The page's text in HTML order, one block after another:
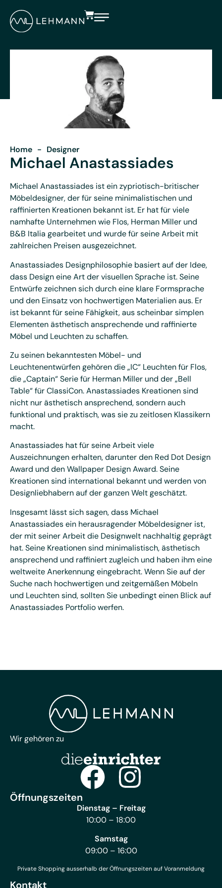
Home - Designer
Michael Anastassiades
Michael Anastassiades ist ein zypriotisch-britischer
Möbeldesigner, der für seine minimalistischen und
raffinierten Kreationen bekannt ist. Er hat für viele
namhafte Unternehmen wie Flos, Herman Miller und
B&B Italia gearbeitet und wurde für seine Arbeit mit
zahlreichen Preisen ausgezeichnet.
Anastassiades Designphilosophie basiert auf der Idee,
dass Design eine Art der visuellen Sprache ist. Seine
Entwürfe zeichnen sich durch eine klare Formsprache
und den Einsatz von hochwertigen Materialien aus. Er
ist bekannt für seine Fähigkeit, aus scheinbar simplen
Elementen ästhetisch ansprechende und raffinierte
Möbel und Leuchten zu schaffen.
Zu seinen bekanntesten Möbel- und
Leuchtenentwürfen gehören die „IC“ Leuchten für Flos,
die „Captain“ Serie für Herman Miller und der „Bell
Table“ für ClassiCon. Anastassiades Kreationen sind
nicht nur ästhetisch ansprechend, sondern auch
funktional und praktisch, was sie zu zeitlosen Klassikern
macht.
Anastassiades hat für seine Arbeit viele
Auszeichnungen erhalten, darunter den Red Dot Design
Award und den Wallpaper Design Award. Seine
Kreationen sind international bekannt und werden von
Designliebhabern auf der ganzen Welt geschätzt.
Insgesamt lässt sich sagen, dass Michael
Anastassiades ein herausragender Möbeldesigner ist,
der mit seiner Arbeit die Designwelt nachhaltig geprägt
hat. Seine Kreationen sind minimalistisch, ästhetisch
ansprechend und raffiniert zugleich und haben ihm eine
weltweite Anerkennung eingebracht. Wenn Sie auf der
Suche nach hochwertigen und zeitgemäßen Möbeln
und Leuchten sind, sollten Sie unbedingt einen Blick auf
Anastassiades Portfolio werfen.
Wir gehören zu
Öffnungszeiten
Dienstag – Freitag
10:00 – 18:00
Samstag
09:00 – 16:00
Private Shopping ausserhalb der Öffnungszeiten auf Voranmeldung
Kontakt